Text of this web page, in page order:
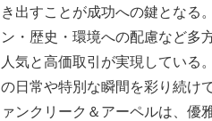
き出すことが成功への鍵となる
ン・歴史・環境への配慮など多
人気と高価取引が実現している
の日常や特別な瞬間を彩り続け
ァンクリーク＆アーペルは、優